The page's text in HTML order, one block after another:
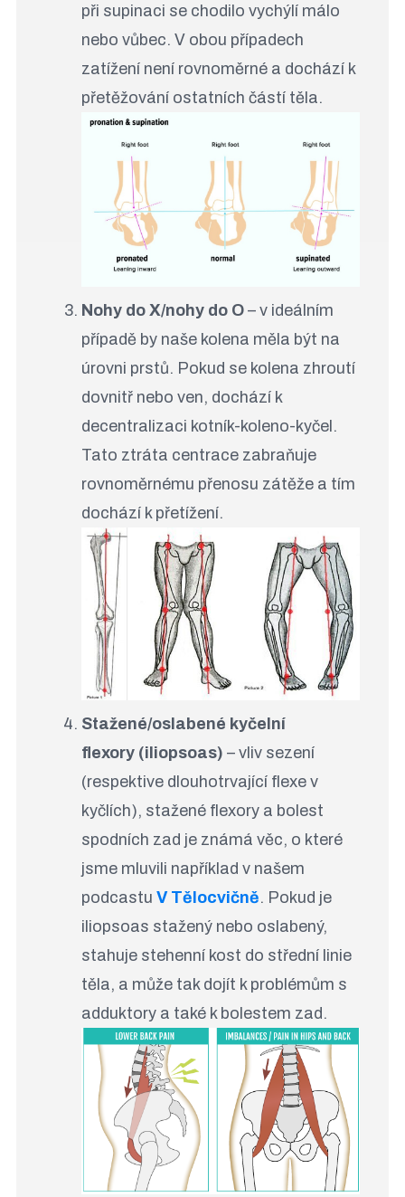
při supinaci se chodilo vychýlí málo
nebo vůbec. V obou případech
zatížení není rovnoměrné a dochází k
přetěžování ostatních částí těla.
Nohy do X/nohy do O– v ideálním
případě by naše kolena měla být na
úrovni prstů. Pokud se kolena zhroutí
dovnitř nebo ven, dochází k
decentralizaci kotník-koleno-kyčel.
Tato ztráta centrace zabraňuje
rovnoměrnému přenosu zátěže a tím
dochází k přetížení.
Stažené/oslabené kyčelní
flexory (iliopsoas) – vliv sezení
(respektive dlouhotrvající flexe v
kyčlích), stažené flexory a bolest
spodních zad je známá věc, o které
jsme mluvili například v našem
podcastu V Tělocvičně. Pokud je
iliopsoas stažený nebo oslabený,
stahuje stehenní kost do střední linie
těla, a může tak dojít k problémům s
adduktory a také k bolestem zad.